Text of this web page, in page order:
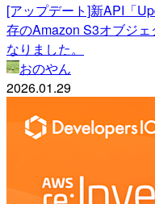
[アップデート]新API「
存のAmazon S3オブジ
なりました。
おのやん
2026.01.29